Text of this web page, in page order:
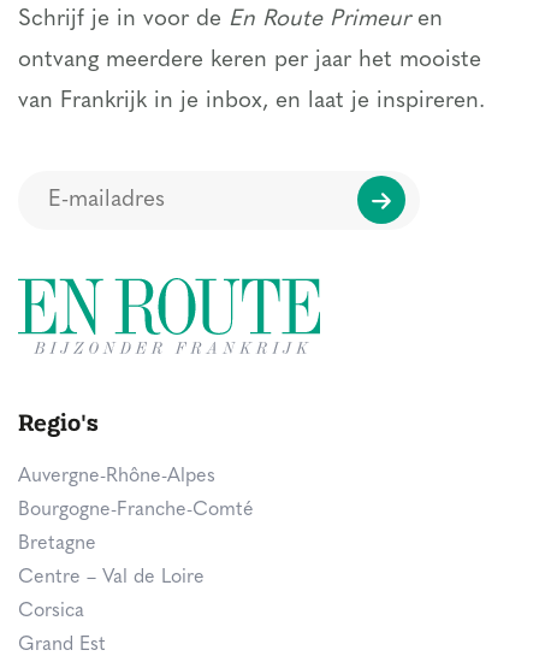
Schrijf je in voor de En Route Primeuren
ontvang meerdere keren per jaar het mooiste
van Frankrijk in je inbox, en laat je inspireren.
Regio's
Auvergne-Rhône-Alpes
Bourgogne-Franche-Comté
Bretagne
Centre – Val de Loire
Corsica
Grand Est